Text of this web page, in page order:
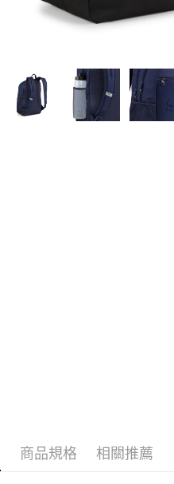
商品規格 相關推薦